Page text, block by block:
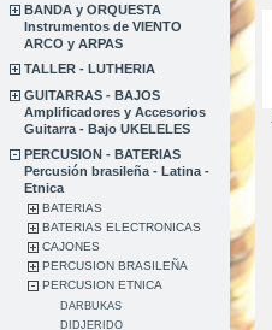
BANDA y ORQUESTA
Instrumentos de VIENTO
ARCO y ARPAS
TALLER - LUTHERIA
GUITARRAS - BAJOS
Amplificadores y Accesorios
Guitarra - Bajo UKELELES
PERCUSION - BATERIAS
Percusión brasileña - Latina -
Etnica
BATERIAS
BATERIAS ELECTRONICAS
CAJONES
PERCUSION BRASILEÑA
PERCUSION ETNICA
DARBUKAS
DIDJERIDO